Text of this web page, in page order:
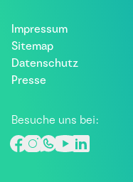
Impressum
Sitemap
Datenschutz
Presse
Besuche uns bei: